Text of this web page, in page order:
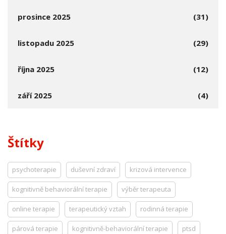
prosince 2025 (31)
listopadu 2025 (29)
října 2025 (12)
září 2025 (4)
Štítky
psychoterapie duševní zdraví krizová intervence
kognitivně behaviorální terapie výběr terapeuta
online terapie terapeutický vztah rodinná terapie
párová terapie kognitivně-behaviorální terapie ptsd